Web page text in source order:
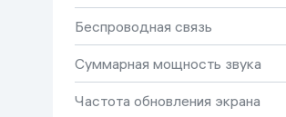
Беспроводная связь
Суммарная мощность звука
Частота обновления экрана